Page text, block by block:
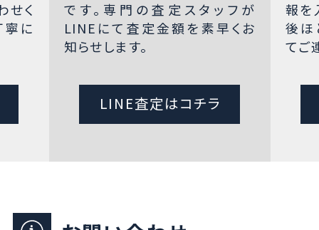
せく
寧に
です。専門の査定スタッフが
LINEにて査定金額を素早くお
知らせします。
LINE査定はコチラ
報を
後ほ
てご